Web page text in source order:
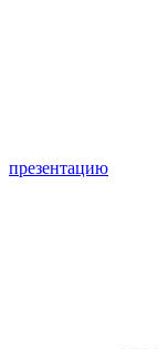
презентацию